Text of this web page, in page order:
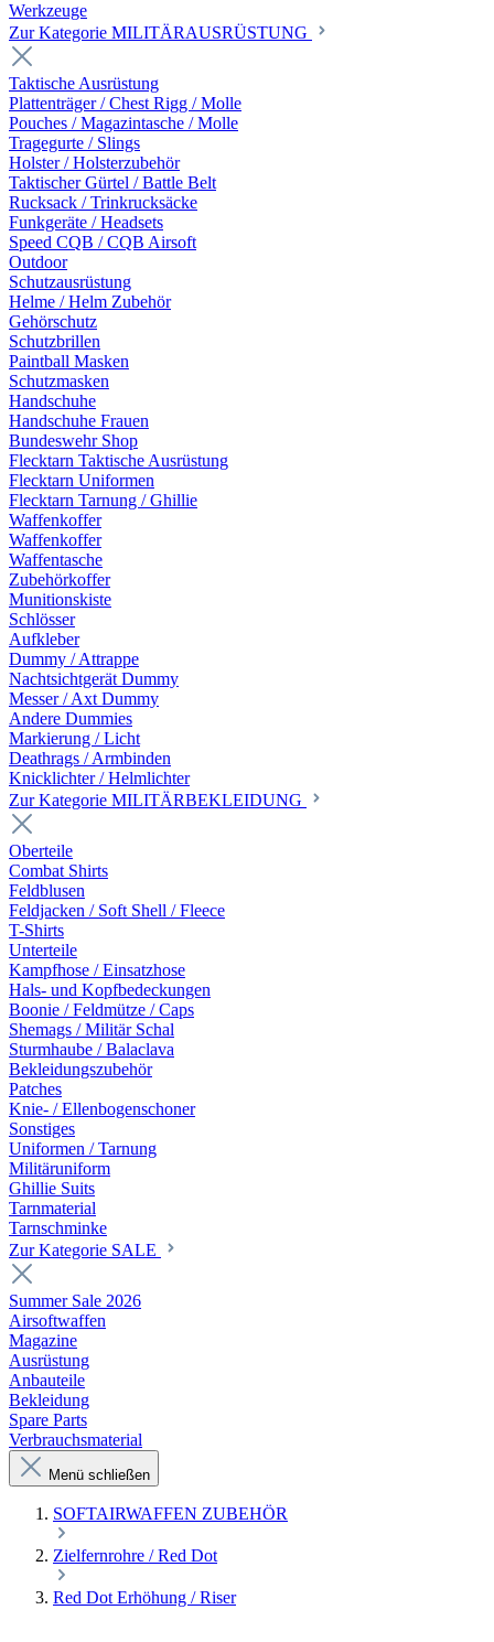
Werkzeuge
Zur Kategorie MILITÄRAUSRÜSTUNG
Taktische Ausrüstung
Plattenträger / Chest Rigg / Molle
Pouches / Magazintasche / Molle
Tragegurte / Slings
Holster / Holsterzubehör
Taktischer Gürtel / Battle Belt
Rucksack / Trinkrucksäcke
Funkgeräte / Headsets
Speed CQB / CQB Airsoft
Outdoor
Schutzausrüstung
Helme / Helm Zubehör
Gehörschutz
Schutzbrillen
Paintball Masken
Schutzmasken
Handschuhe
Handschuhe Frauen
Bundeswehr Shop
Flecktarn Taktische Ausrüstung
Flecktarn Uniformen
Flecktarn Tarnung / Ghillie
Waffenkoffer
Waffenkoffer
Waffentasche
Zubehörkoffer
Munitionskiste
Schlösser
Aufkleber
Dummy / Attrappe
Nachtsichtgerät Dummy
Messer / Axt Dummy
Andere Dummies
Markierung / Licht
Deathrags / Armbinden
Knicklichter / Helmlichter
Zur Kategorie MILITÄRBEKLEIDUNG
Oberteile
Combat Shirts
Feldblusen
Feldjacken / Soft Shell / Fleece
T-Shirts
Unterteile
Kampfhose / Einsatzhose
Hals- und Kopfbedeckungen
Boonie / Feldmütze / Caps
Shemags / Militär Schal
Sturmhaube / Balaclava
Bekleidungszubehör
Patches
Knie- / Ellenbogenschoner
Sonstiges
Uniformen / Tarnung
Militäruniform
Ghillie Suits
Tarnmaterial
Tarnschminke
Zur Kategorie SALE
Summer Sale 2026
Airsoftwaffen
Magazine
Ausrüstung
Anbauteile
Bekleidung
Spare Parts
Verbrauchsmaterial
Menü schließen
SOFTAIRWAFFEN ZUBEHÖR
Zielfernrohre / Red Dot
Red Dot Erhöhung / Riser